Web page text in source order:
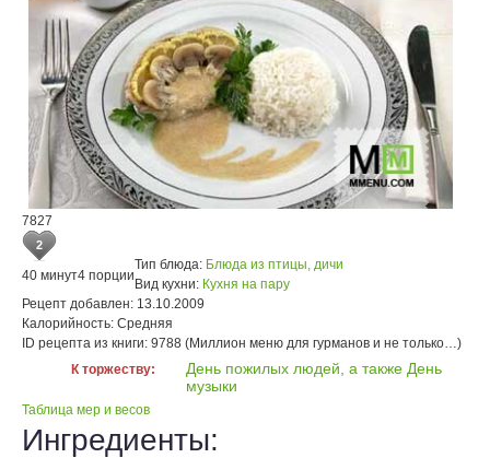
7827
2
40 минут4 порции
Тип блюда: Блюда из птицы, дичи
Вид кухни: Кухня на пару
Рецепт добавлен: 13.10.2009
Калорийность: Средняя
ID рецепта из книги: 9788 (Миллион меню для гурманов и не только…)
К торжеству:
День пожилых людей, а также День
музыки
Таблица мер и весов
Ингредиенты: